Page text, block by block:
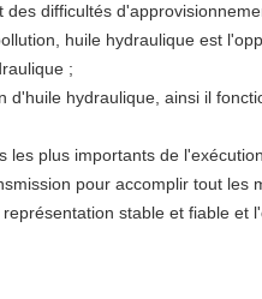
difficultés
huile hydraulique est
;
hydraulique, ainsi il
plus importants de
pour accomplir tout les
stable et fiable et